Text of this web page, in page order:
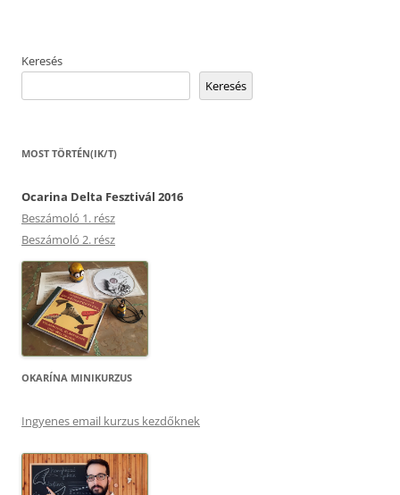
Keresés
Keresés
MOST TÖRTÉN(IK/T)
Ocarina Delta Fesztivál 2016
Beszámoló 1. rész
Beszámoló 2. rész
OKARÍNA MINIKURZUS
Ingyenes email kurzus kezdőknek